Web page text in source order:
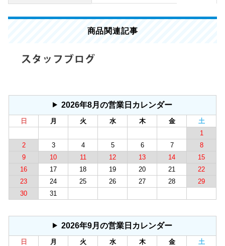
商品関連記事
2026年8月の営業日カレンダー
日 月 火 水 木 金
土
1
2
3 4 5 6 7
8
9
10 11 12 13 14
15
16
17 18 19 20 21
22
23
24 25 26 27 28
29
30
31
2026年9月の営業日カレンダー
日 月 火 水 木 金
土